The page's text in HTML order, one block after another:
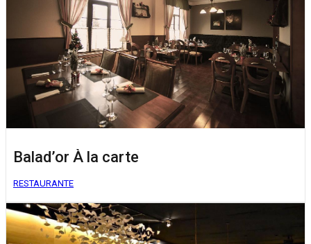
Balad’or À la carte
RESTAURANTE